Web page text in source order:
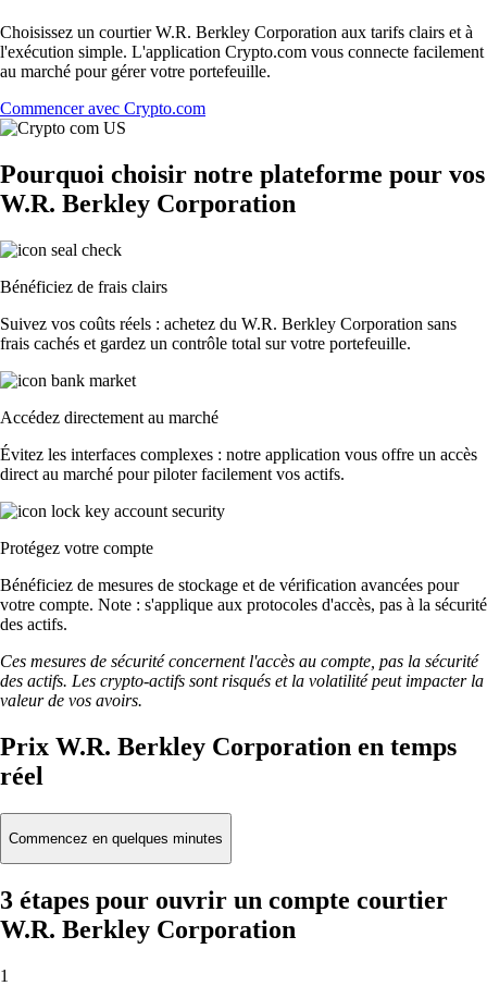
Choisissez un courtier W.R. Berkley Corporation aux tarifs clairs et à
l'exécution simple. L'application Crypto.com vous connecte facilement
au marché pour gérer votre portefeuille.
Commencer avec Crypto.com
Pourquoi choisir notre plateforme pour vos
W.R. Berkley Corporation
Bénéficiez de frais clairs
Suivez vos coûts réels : achetez du W.R. Berkley Corporation sans
frais cachés et gardez un contrôle total sur votre portefeuille.
Accédez directement au marché
Évitez les interfaces complexes : notre application vous offre un accès
direct au marché pour piloter facilement vos actifs.
Protégez votre compte
Bénéficiez de mesures de stockage et de vérification avancées pour
votre compte. Note : s'applique aux protocoles d'accès, pas à la sécurité
des actifs.
Ces mesures de sécurité concernent l'accès au compte, pas la sécurité
des actifs. Les crypto-actifs sont risqués et la volatilité peut impacter la
valeur de vos avoirs.
Prix W.R. Berkley Corporation en temps
réel
Commencez en quelques minutes
3 étapes pour ouvrir un compte courtier
W.R. Berkley Corporation
1